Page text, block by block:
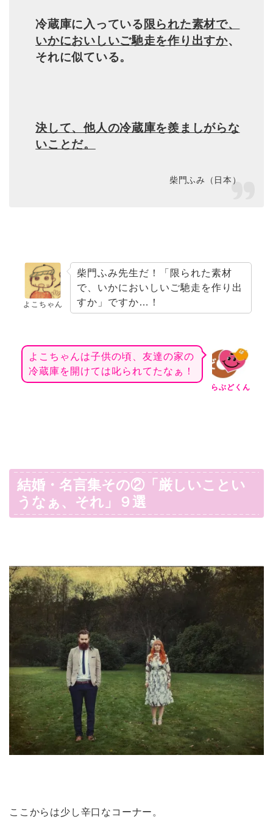
冷蔵庫に入っている 限られた素材で、
いかにおいしいご馳走を作り出すか、
それに似ている。
決して、他人の冷蔵庫を羨ましがらな
いことだ。
柴門ふみ（日本）
よこちゃん
柴門ふみ先生だ！「限られた素材
で、いかにおいしいご馳走を作り出
すか」ですか…！
らぶどくん
よこちゃんは子供の頃、友達の家の
冷蔵庫を開けては叱られてたなぁ！
結婚・名言集その②「厳しいことい
うなぁ、それ」９選
ここからは少し辛口なコーナー。